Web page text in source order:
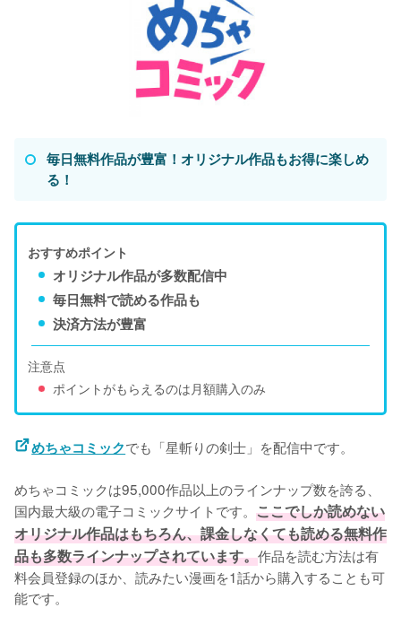
毎日無料作品が豊富！オリジナル作品もお得に楽しめ
る！
おすすめポイント
オリジナル作品が多数配信中
毎日無料で読める作品も
決済方法が豊富
注意点
ポイントがもらえるのは月額購入のみ
めちゃコミックでも「星斬りの剣士」を配信中です。
めちゃコミックは95,000作品以上のラインナップ数を誇る、
国内最大級の電子コミックサイトです。 ここでしか読めない
オリジナル作品はもちろん、課金しなくても読める無料作
品も多数ラインナップされています。作品を読む方法は有
料会員登録のほか、読みたい漫画を1話から購入することも可
能です。